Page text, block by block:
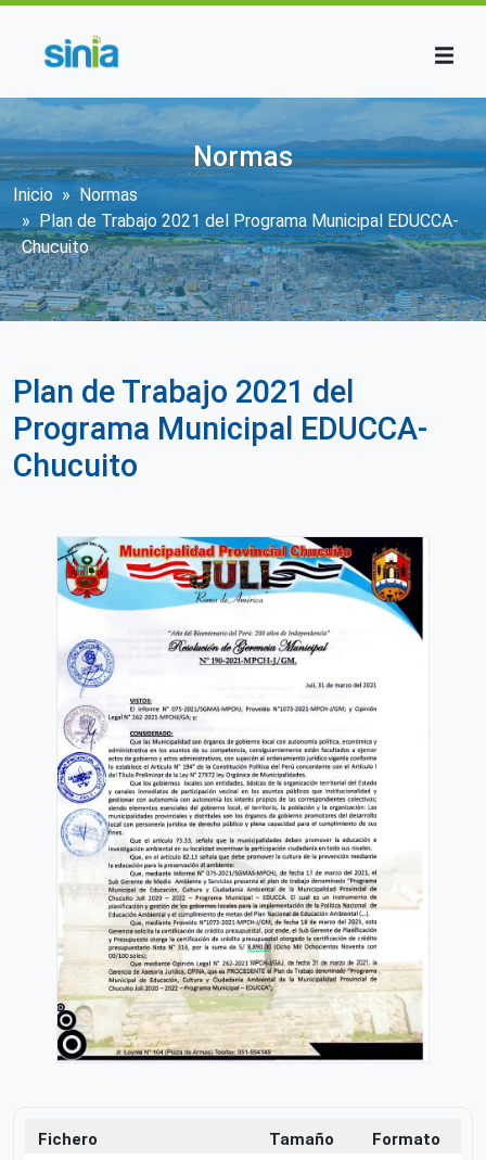
Normas
Sobrescribir enlaces de ayuda a la
Inicio
Normas
Plan de Trabajo 2021 del Programa Municipal EDUCCA-
Chucuito
Plan de Trabajo 2021 del
Programa Municipal EDUCCA-
Chucuito
Fichero Tamaño
Formato